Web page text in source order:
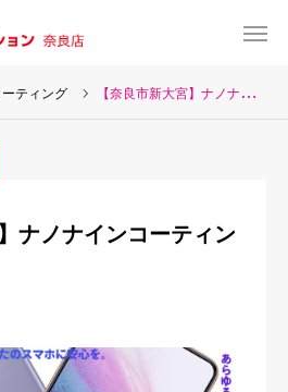
ティング 【奈良市新大宮】ナノナインコーティング
ナノナインコーティン